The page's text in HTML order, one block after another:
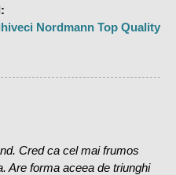
Nordmann Top Quality
Cred ca cel mai frumos
Are forma aceea de triunghi